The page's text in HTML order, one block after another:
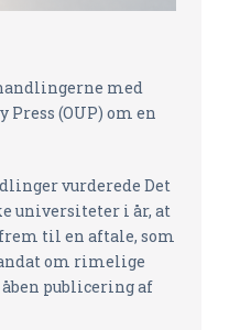
med
(OUP) om en
vurderede Det
universiteter i år, at
til en aftale, som
om rimelige
publicering af